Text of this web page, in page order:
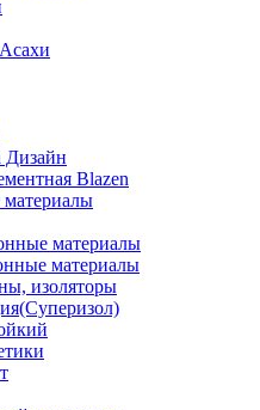
Blazen
материалы
материалы
изоляторы